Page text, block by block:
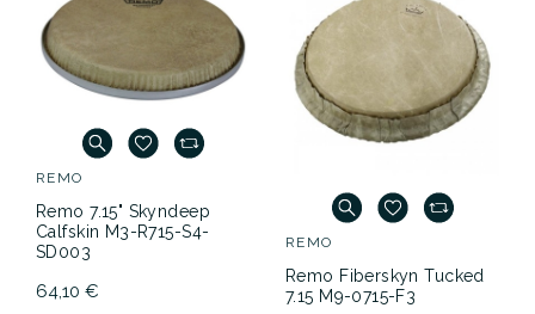
REMO
Remo 7.15" Skyndeep
Calfskin M3-R715-S4-
SD003
64,10 €
REMO
Remo Fiberskyn Tucked
7.15 M9-0715-F3